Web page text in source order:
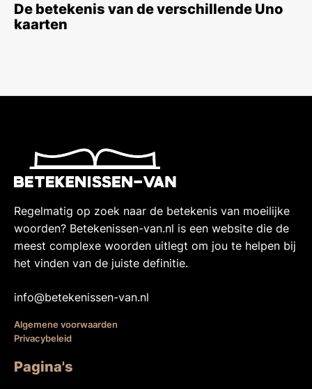
De betekenis van de verschillende Uno
kaarten
Regelmatig op zoek naar de betekenis van moeilijke
woorden? Betekenissen-van.nl is een website die de
meest complexe woorden uitlegt om jou te helpen bij
het vinden van de juiste definitie.
info@betekenissen-van.nl
Algemene voorwaarden
Privacybeleid
Pagina's